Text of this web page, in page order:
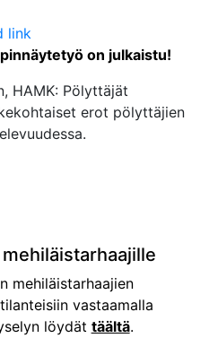
link
on julkaistu!
HAMK: Pölyttäjät
erot pölyttäjien
mehiläistarhaajien
vastaamalla
löydät täältä.